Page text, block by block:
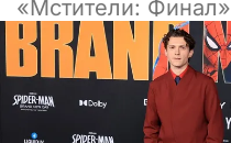
«Мстители: Финал»